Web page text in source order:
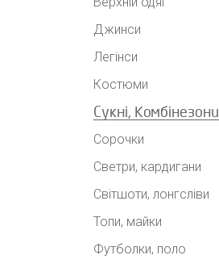
Джинси
Легінси
Костюми
Сукні, Комбінезони
Сорочки
Светри, кардигани
Світшоти, лонгсліви
Топи, майки
Футболки, поло